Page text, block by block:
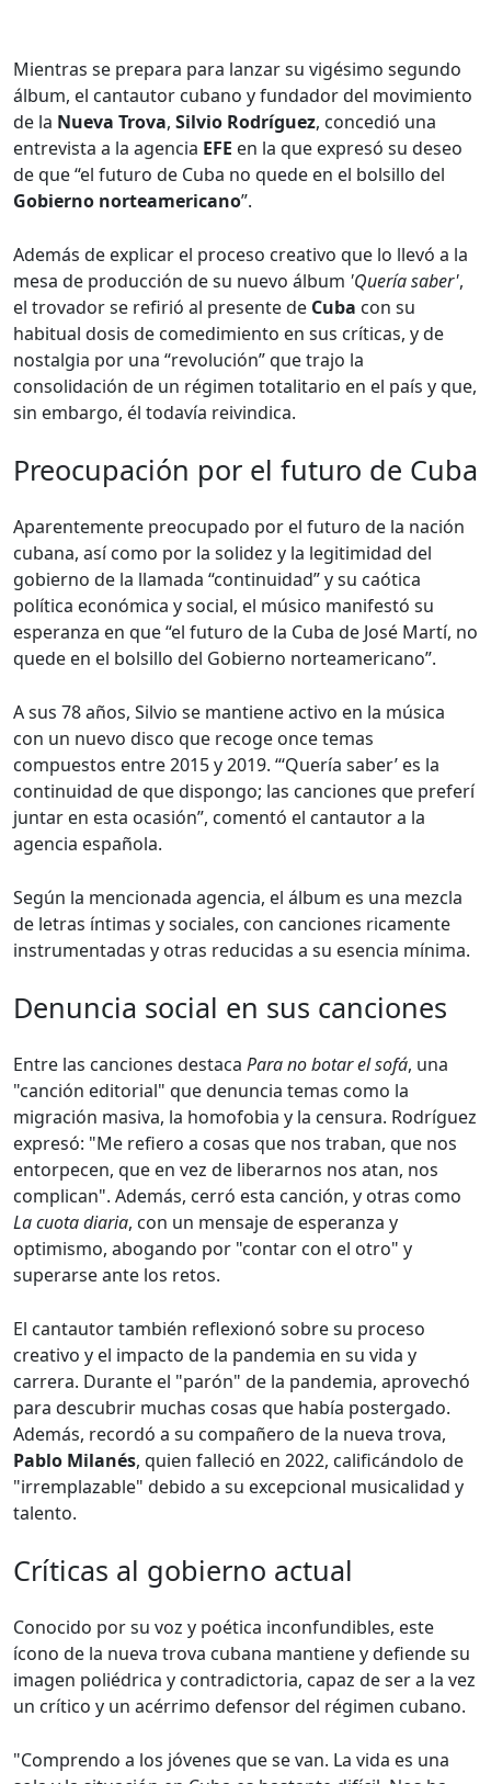
Mientras se prepara para lanzar su vigésimo segundo
álbum, el cantautor cubano y fundador del movimiento
de la Nueva Trova, Silvio Rodríguez, concedió una
entrevista a la agencia EFE en la que expresó su deseo
de que “el futuro de Cuba no quede en el bolsillo del
Gobierno norteamericano”.
Además de explicar el proceso creativo que lo llevó a la
mesa de producción de su nuevo álbum 'Quería saber',
el trovador se refirió al presente de Cuba con su
habitual dosis de comedimiento en sus críticas, y de
nostalgia por una “revolución” que trajo la
consolidación de un régimen totalitario en el país y que,
sin embargo, él todavía reivindica.
Preocupación por el futuro de Cuba
Aparentemente preocupado por el futuro de la nación
cubana, así como por la solidez y la legitimidad del
gobierno de la llamada “continuidad” y su caótica
política económica y social, el músico manifestó su
esperanza en que “el futuro de la Cuba de José Martí, no
quede en el bolsillo del Gobierno norteamericano”.
A sus 78 años, Silvio se mantiene activo en la música
con un nuevo disco que recoge once temas
compuestos entre 2015 y 2019. “‘Quería saber’ es la
continuidad de que dispongo; las canciones que preferí
juntar en esta ocasión”, comentó el cantautor a la
agencia española.
Según la mencionada agencia, el álbum es una mezcla
de letras íntimas y sociales, con canciones ricamente
instrumentadas y otras reducidas a su esencia mínima.
Denuncia social en sus canciones
Entre las canciones destaca Para no botar el sofá, una
"canción editorial" que denuncia temas como la
migración masiva, la homofobia y la censura. Rodríguez
expresó: "Me refiero a cosas que nos traban, que nos
entorpecen, que en vez de liberarnos nos atan, nos
complican". Además, cerró esta canción, y otras como
La cuota diaria, con un mensaje de esperanza y
optimismo, abogando por "contar con el otro" y
superarse ante los retos.
El cantautor también reflexionó sobre su proceso
creativo y el impacto de la pandemia en su vida y
carrera. Durante el "parón" de la pandemia, aprovechó
para descubrir muchas cosas que había postergado.
Además, recordó a su compañero de la nueva trova,
Pablo Milanés, quien falleció en 2022, calificándolo de
"irremplazable" debido a su excepcional musicalidad y
talento.
Críticas al gobierno actual
Conocido por su voz y poética inconfundibles, este
ícono de la nueva trova cubana mantiene y defiende su
imagen poliédrica y contradictoria, capaz de ser a la vez
un crítico y un acérrimo defensor del régimen cubano.
"Comprendo a los jóvenes que se van. La vida es una